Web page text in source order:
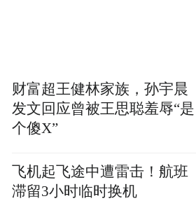
财富超王健林家族，孙宇晨
发文回应曾被王思聪羞辱“是
个傻X”
飞机起飞途中遭雷击！航班
滞留3小时临时换机